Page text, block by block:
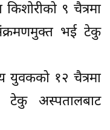
किशोरीको ९ चैत्रमा
भई टेकु
युवकको १२ चैत्रमा
टेकु अस्पतालबाट